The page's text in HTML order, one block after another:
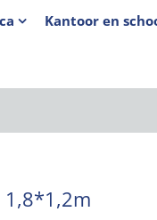
Kantoor en